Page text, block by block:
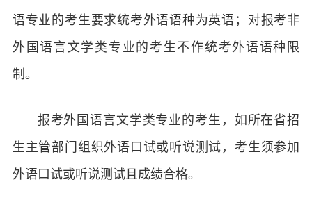
语专业的考生要求统考外语语种为英语；对报考非
外国语言文学类专业的考生不作统考外语语种限
制。
报考外国语言文学类专业的考生，如所在省招
生主管部门组织外语口试或听说测试，考生须参加
外语口试或听说测试且成绩合格。